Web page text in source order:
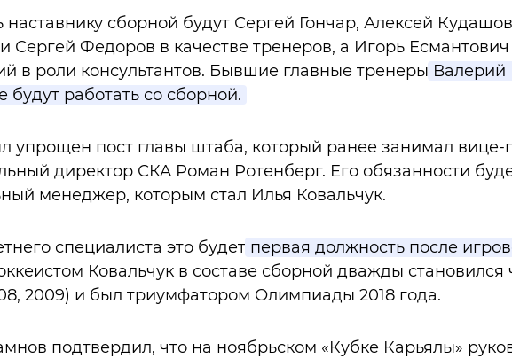
наставнику сборной будут Сергей Гончар, Алексей
Сергей Федоров в качестве тренеров, а Игорь
в роли консультантов. Бывшие главные тренеры Валерий
будут работать со сборной.
упрощен пост главы штаба, который ранее занимал
директор СКА Роман Ротенберг. Его обязанности
менеджер, которым стал Илья Ковальчук.
специалиста это будет первая должность после
Ковальчук в составе сборной дважды
2009) и был триумфатором Олимпиады 2018 года.
подтвердил, что на ноябрьском «Кубке Карьялы»